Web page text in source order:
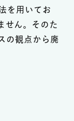
を用いてお
せん。そのた
の観点から廃